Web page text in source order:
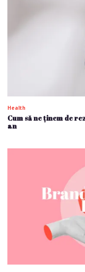
Health
Cum să ne ținem de
an